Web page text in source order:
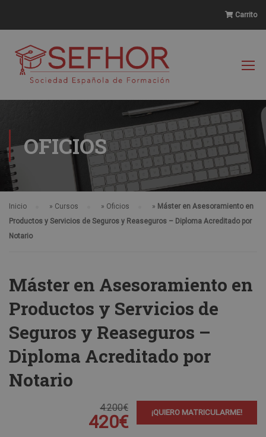
Carrito
OFICIOS
Inicio » Cursos » Oficios » Máster en Asesoramiento en
Productos y Servicios de Seguros y Reaseguros – Diploma Acreditado por
Notario
Máster en Asesoramiento en
Productos y Servicios de
Seguros y Reaseguros –
Diploma Acreditado por
Notario
4.200€
420€ ¡QUIERO MATRICULARME!